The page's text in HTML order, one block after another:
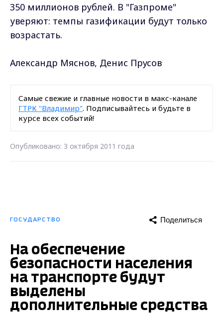
350 миллионов рублей. В "Газпроме"
уверяют: темпы газификации будут только
возрастать.
Александр Мяснов, Денис Прусов
Самые свежие и главные новости в макс-канале
ГТРК "Владимир". Подписывайтесь и будьте в
курсе всех событий!
Опубликовано: 3 октября 2011 года
ГОСУДАРСТВО Поделиться
На обеспечение
безопасности населения
на транспорте будут
выделены
дополнительные средства